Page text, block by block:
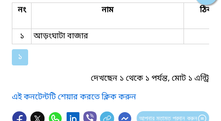
নং নাম
১
আড়ংঘাটা বাজার
১
দেখছেন ১ থেকে ১ পর্যন্ত, মোট ১ এন্ট্রি
এই কনটেন্টটি শেয়ার করতে ক্লিক করুন
আপনার মতামত প্রদান করুন